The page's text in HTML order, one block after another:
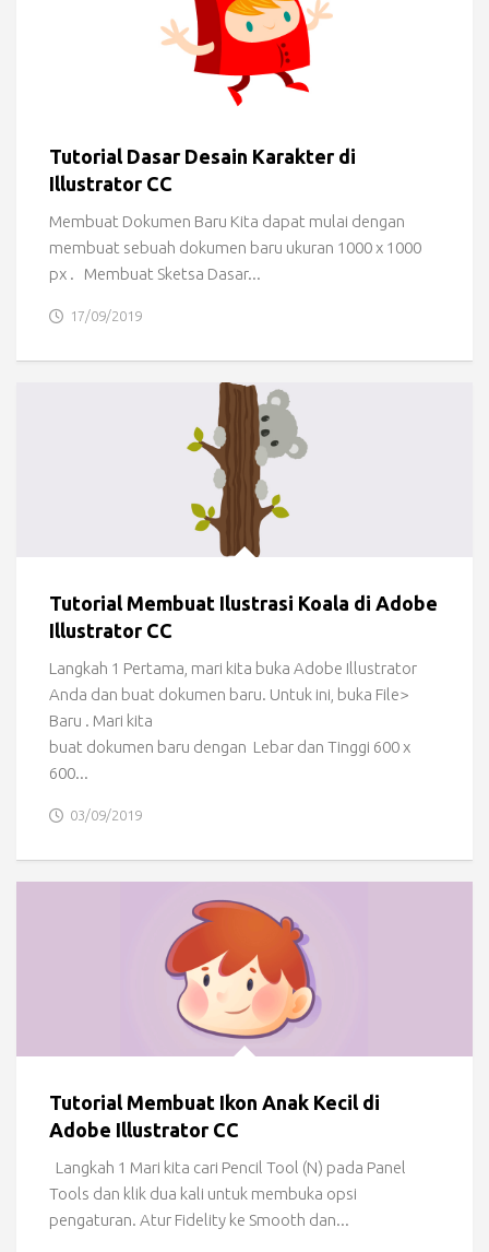
Tutorial Dasar Desain Karakter di
Illustrator CC
Membuat Dokumen Baru Kita dapat mulai dengan
membuat sebuah dokumen baru ukuran 1000 x 1000
px . Membuat Sketsa Dasar...
17/09/2019
Tutorial Membuat Ilustrasi Koala di Adobe
Illustrator CC
Langkah 1 Pertama, mari kita buka Adobe Illustrator
Anda dan buat dokumen baru. Untuk ini, buka File>
Baru . Mari kita
buat dokumen baru dengan Lebar dan Tinggi 600 x
600...
03/09/2019
Tutorial Membuat Ikon Anak Kecil di
Adobe Illustrator CC
Langkah 1 Mari kita cari Pencil Tool (N) pada Panel
Tools dan klik dua kali untuk membuka opsi
pengaturan. Atur Fidelity ke Smooth dan...